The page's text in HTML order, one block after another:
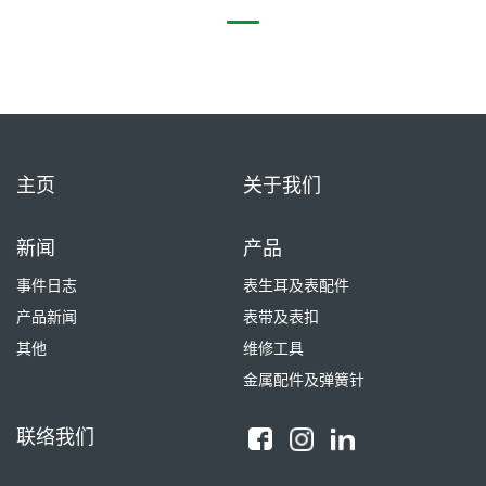
主页 关于我们
新闻
事件日志
产品新闻
其他
产品
表生耳及表配件
表带及表扣
维修工具
金属配件及弹簧针
联络我们